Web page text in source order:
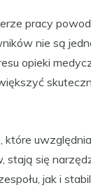
pracy
nie są
opieki
które
stają się
jak i